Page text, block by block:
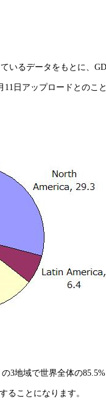
いるデータをもとに、
日アップロードとのこと
3地域で世界全体の
ることになります。